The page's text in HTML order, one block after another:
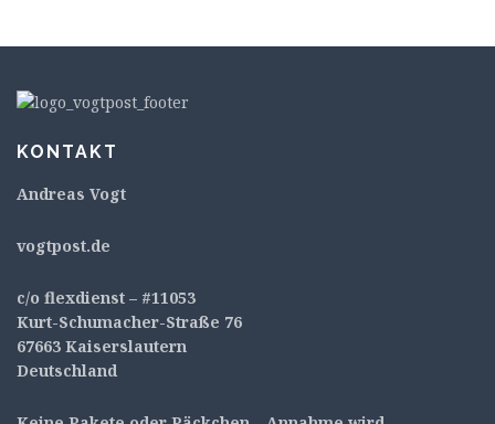
KONTAKT
Andreas Vogt
vogtpost.de
c/o flexdienst – #11053
Kurt-Schumacher-Straße 76
67663 Kaiserslautern
Deutschland